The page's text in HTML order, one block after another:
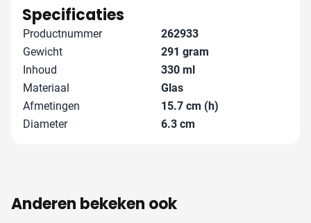
met je mee en zorgen samen voor het beste resultaat.
Specificaties
Productnummer
262933
Gewicht
291 gram
Inhoud
330 ml
Materiaal
Glas
Afmetingen
15.7 cm (h)
Diameter
6.3 cm
Anderen bekeken ook